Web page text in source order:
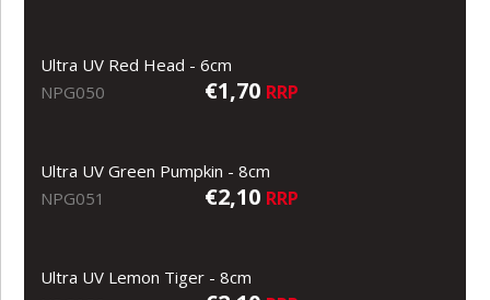
Ultra UV Red Head - 6cm
NPG050
€1,70 RRP
Ultra UV Green Pumpkin - 8cm
NPG051
€2,10 RRP
Ultra UV Lemon Tiger - 8cm